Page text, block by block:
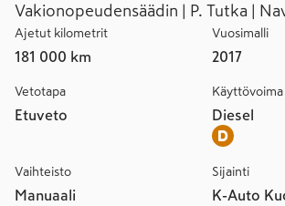
Vakionopeudensäädin | P. Tutka |
Ajetut kilometrit
181 000 km
Vuosimalli
2017
Vetotapa
Etuveto
Käyttövoima
Diesel
Vaihteisto
Manuaali
Sijainti
K-Auto